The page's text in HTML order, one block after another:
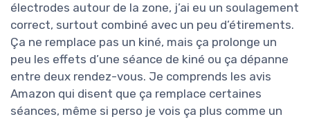
électrodes autour de la zone, j’ai eu un soulagement
correct, surtout combiné avec un peu d’étirements.
Ça ne remplace pas un kiné, mais ça prolonge un
peu les effets d’une séance de kiné ou ça dépanne
entre deux rendez-vous. Je comprends les avis
Amazon qui disent que ça remplace certaines
séances, même si perso je vois ça plus comme un